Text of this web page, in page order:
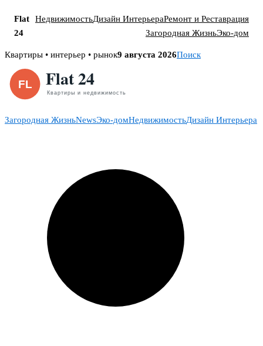
Flat
24
НедвижимостьДизайн ИнтерьераРемонт и Реставрация
Загородная ЖизньЭко-дом
Skip
content
Квартиры • интерьер • рынок9 августа 2026Поиск
Загородная ЖизньNewsЭко-домНедвижимостьДизайн Интерьера